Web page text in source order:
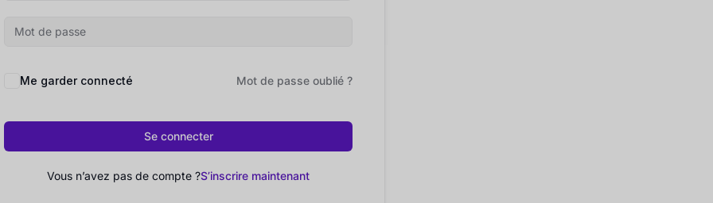
Me garder connecté Mot de passe oublié ?
Se connecter
Vous n’avez pas de compte ?S’inscrire maintenant